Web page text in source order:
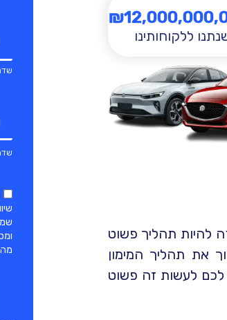
ללקוחותינו
₪
להיות תהליך פשוט
את תהליך המימון
לכם לעשות זה פשוט